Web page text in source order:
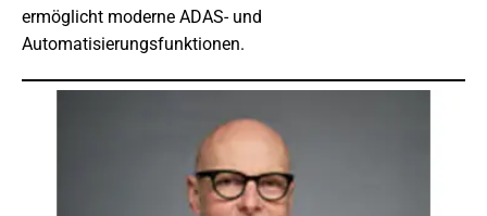
ermöglicht moderne ADAS- und
Automatisierungsfunktionen.